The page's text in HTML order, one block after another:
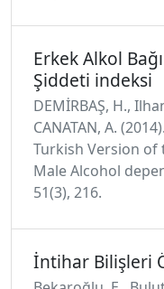
Erkek Alkol
Şiddeti indeksi
DEMİRBAŞ, H.,
CANATAN, A.
Turkish Version of
Male Alcohol
51(3), 216.
İntihar Bilişleri